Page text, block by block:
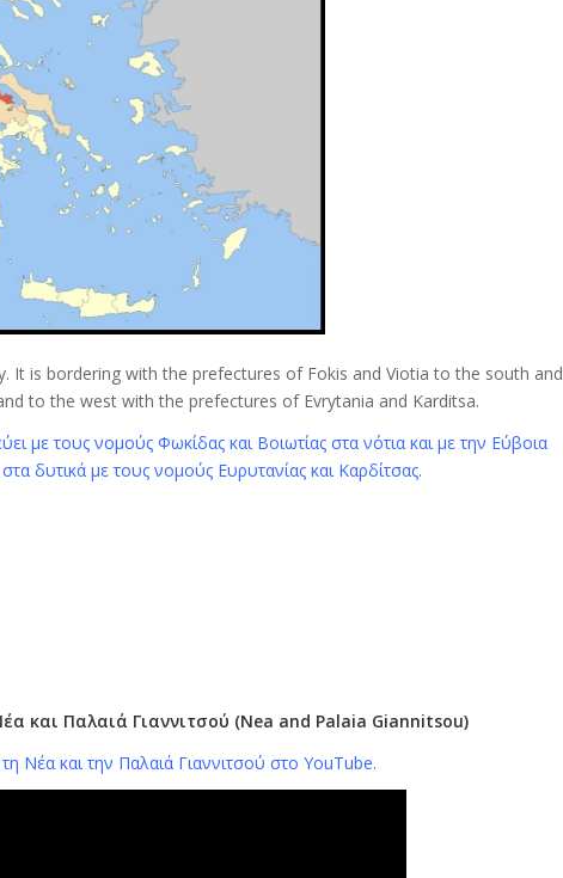
It is bordering with the prefectures of Fokis and Viotia to the south and
to the west with the prefectures of Evrytania and Karditsa.
με τους νομούς Φωκίδας και Βοιωτίας στα νότια και με την Εύβοια
δυτικά με τους νομούς Ευρυτανίας και Καρδίτσας.
και Παλαιά Γιαννιτσού (Nea and Palaia Giannitsou)
τη Νέα και την Παλαιά Γιαννιτσού στο YouTube.